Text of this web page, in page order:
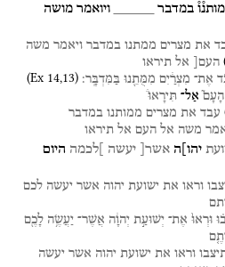
במדבר ויואמר מושה
את מצרים ממתנו במדבר ויאמר משה
העם[ אל תיראו
אֶת־ מִצְרַ֔יִם מִמֻּתֵ֖נוּ בַּמִּדְבָּֽר׃ (Ex 14,13)
הָעָם֮ אַל־ תִּירָאוּ֒
עבד את מצרים ממותנו במדבר
משה אל העם אל תיראו
יהו]ה אשר[ יעשה ]לכמה היום
וראו את ישועת יהוה אשר יעשה לכם
וּרְאוּ֙ אֶת־ יְשׁוּעַ֣ת יְהוָ֔ה אֲשֶׁר־ יַעֲשֶׂ֥ה לָכֶ֖ם
וראו את ישועת יהוה אשר יעשה